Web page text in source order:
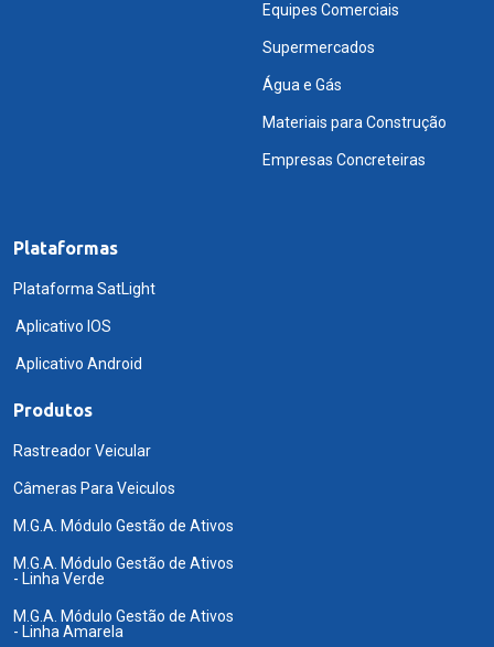
Equipes Comerciais
Supermercados
Água e Gás
Materiais para Construção
Empresas Concreteiras
Plataformas
Plataforma SatLight
Aplicativo IOS
Aplicativo Android
Produtos
Rastreador Veicular
Câmeras Para Veiculos
M.G.A. Módulo Gestão de Ativos
M.G.A. Módulo Gestão de Ativos
- Linha Verde
M.G.A. Módulo Gestão de Ativos
- Linha Amarela